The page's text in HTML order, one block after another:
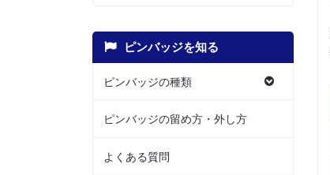
ピンバッジを知る
ピンバッジの種類
ピンバッジの留め方・外し方
よくある質問